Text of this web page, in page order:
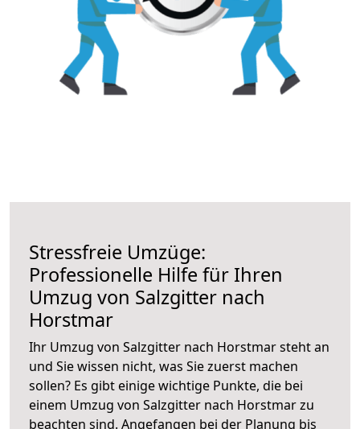
Stressfreie Umzüge:
Professionelle Hilfe für Ihren
Umzug von Salzgitter nach
Horstmar
Ihr Umzug von Salzgitter nach Horstmar steht an
und Sie wissen nicht, was Sie zuerst machen
sollen? Es gibt einige wichtige Punkte, die bei
einem Umzug von Salzgitter nach Horstmar zu
beachten sind. Angefangen bei der Planung bis